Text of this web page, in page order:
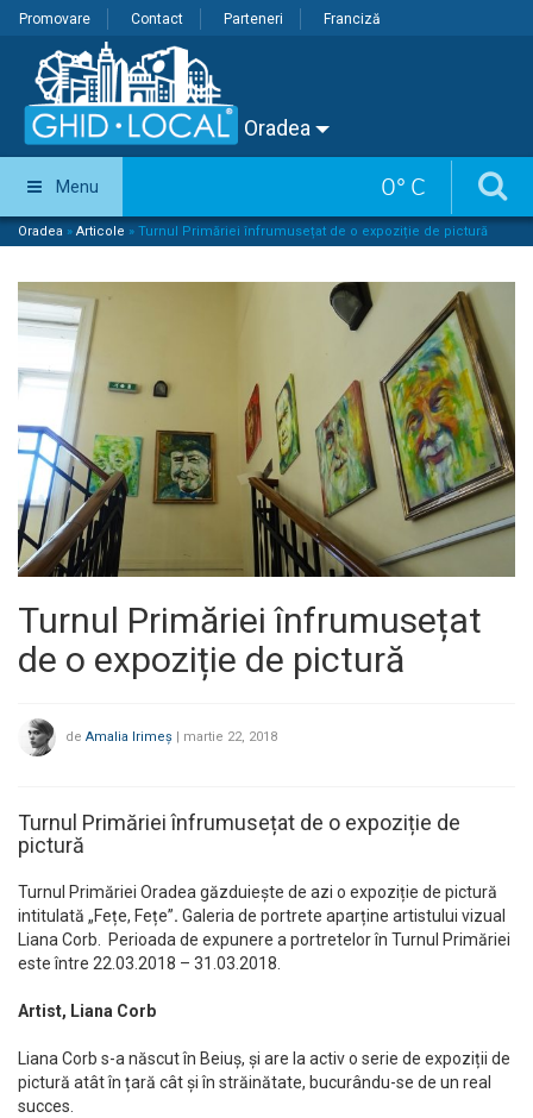
Promovare Contact Parteneri Franciză
Oradea
0° C
Menu
Oradea » Articole » Turnul Primăriei înfrumusețat de o expoziție de pictură
Turnul Primăriei înfrumusețat
de o expoziție de pictură
de Amalia Irimeș martie 22, 2018
Turnul Primăriei înfrumusețat de o expoziție de
pictură
Turnul Primăriei Oradea găzduiește de azi o expoziție de pictură
intitulată „Fețe, Fețe”. Galeria de portrete aparține artistului vizual
Liana Corb. Perioada de expunere a portretelor în Turnul Primăriei
este între 22.03.2018 – 31.03.2018.
Artist, Liana Corb
Liana Corb s-a născut în Beiuș, și are la activ o serie de expoziții de
pictură atât în țară cât și în străinătate, bucurându-se de un real
succes.